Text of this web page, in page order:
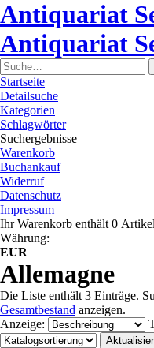
Antiquariat
Antiquariat
Startseite
Detailsuche
Kategorien
Schlagwörter
Suchergebnisse
Warenkorb
Buchankauf
Widerruf
Datenschutz
Impressum
Ihr Warenkorb enthält 0
Währung:
EUR
Allemagne
Die Liste enthält 3 Einträge.
Gesamtbestand anzeigen.
Anzeige: